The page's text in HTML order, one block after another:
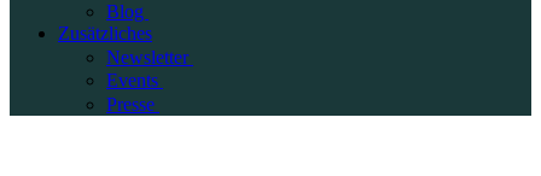
Blog
Zusätzliches
Newsletter
Events
Presse